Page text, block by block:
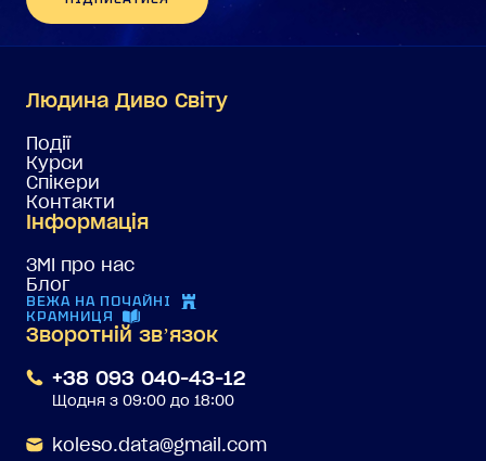
Людина Диво Світу
Події
Курси
Спікери
Контакти
Інформація
ЗМІ про нас
Блог
ВЕЖА НА ПОЧАЙНІ
КРАМНИЦЯ
Зворотній звʼязок
+38 093 040-43-12
Щодня з 09:00 до 18:00
koleso.data@gmail.com